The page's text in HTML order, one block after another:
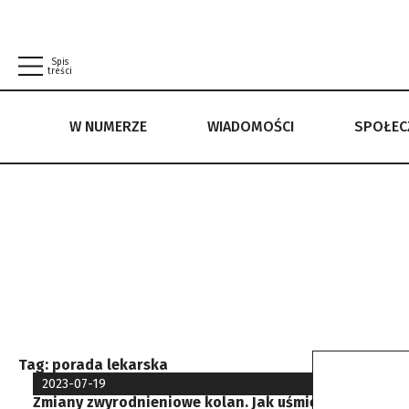
Spis
treści
W NUMERZE WIADOMOŚCI
W NUMERZE WIADOMOŚCI SPOŁECZEŃSTWO
Tag: porada lekarska
2023-07-19
Zmiany zwyrodnieniowe kolan. Jak uśmierzyć ból?